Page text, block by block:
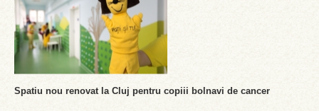
Spatiu nou renovat la Cluj pentru copiii bolnavi de cancer